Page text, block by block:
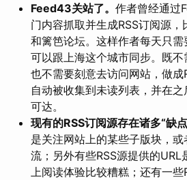
Feed43关站了。 作者曾经通过
门内容抓取并生成RSS订阅源
和篱笆论坛。这样作者每天只
可以跟上海这个城市同步。既不
也不需要刻意去访问网站，做成
自动被收集到未读列表，并在
可达。
现有的RSS订阅源存在诸多“缺点
是关注网站上的某些子版块，
流；另外有些RSS源提供的URL
上阅读体验比较糟糕；还有一